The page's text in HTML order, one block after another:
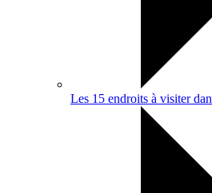
Les 15 endroits à visiter